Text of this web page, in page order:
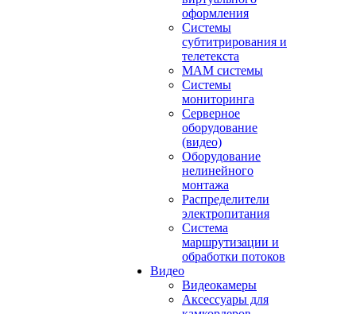
оформления
Системы
субтитрирования и
телетекста
MAM системы
Системы
мониторинга
Серверное
оборудование
(видео)
Оборудование
нелинейного
монтажа
Распределители
электропитания
Система
маршрутизации и
обработки потоков
Видео
Видеокамеры
Аксессуары для